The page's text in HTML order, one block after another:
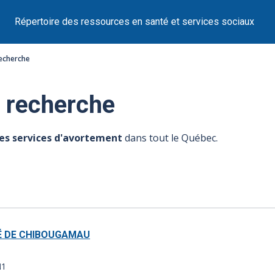
Répertoire des ressources en santé et services sociaux
services d'avortement dans tout le Québec.
DE CHIBOUGAMAU